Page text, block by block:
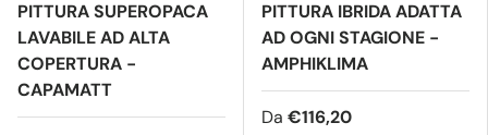
PITTURA SUPEROPACA
LAVABILE AD ALTA
COPERTURA -
CAPAMATT
PITTURA IBRIDA ADATTA
AD OGNI STAGIONE -
AMPHIKLIMA
Da €116,20